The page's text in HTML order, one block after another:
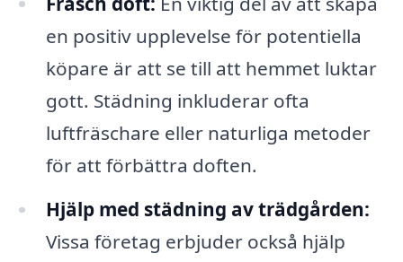
en positiv upplevelse för potentiella
köpare är att se till att hemmet luktar
gott. Städning inkluderar ofta
luftfräschare eller naturliga metoder
för att förbättra doften.
Hjälp med städning av trädgården:
Vissa företag erbjuder också hjälp